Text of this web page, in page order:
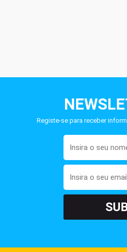
Registe-se para receber